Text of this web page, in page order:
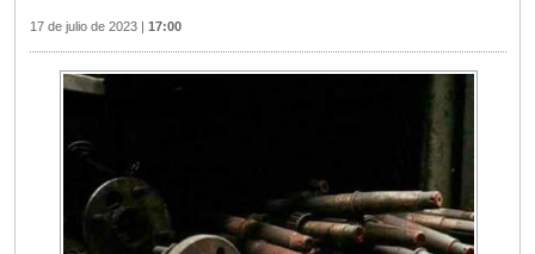
17 de julio de 2023 | 17:00